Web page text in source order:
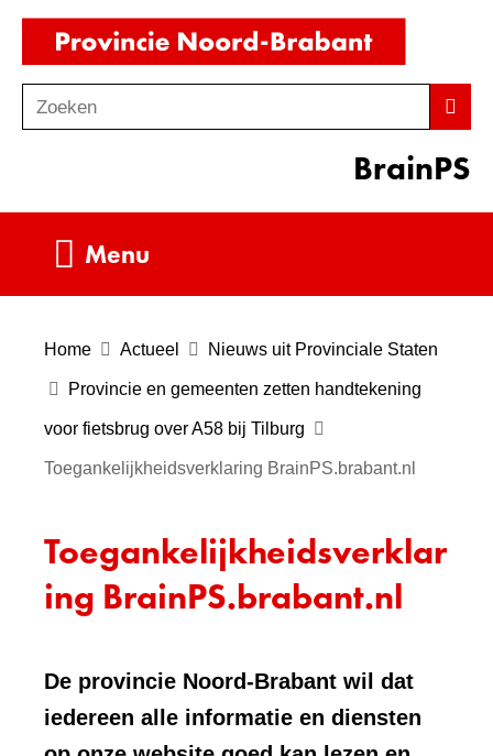
Ga
de
inhoud
o
Zoeken
BrainPS
Menu
Home Actueel Nieuws uit Provinciale Staten
Provincie en gemeenten zetten handtekening
voor fietsbrug over A58 bij Tilburg
Toegankelijkheidsverklaring BrainPS.brabant.nl
Toegankelijkheidsverklar
ing BrainPS.brabant.nl
De provincie Noord-Brabant wil dat
iedereen alle informatie en diensten